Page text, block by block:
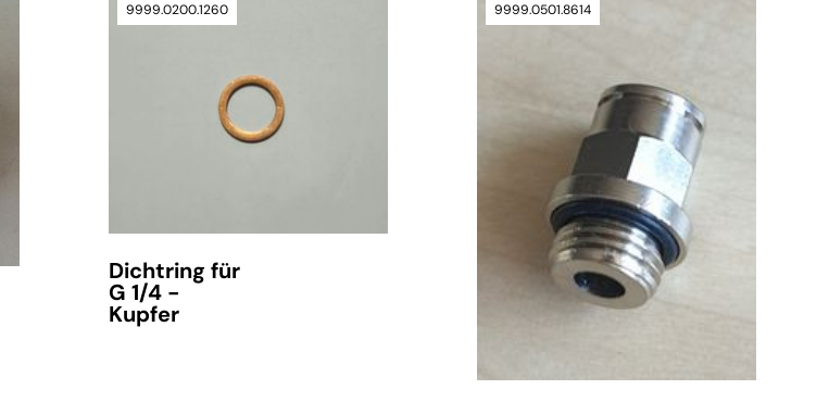
verfügbar
9999.0200.1260
Dichtring für
G 1/4 -
Kupfer
9999.0501.8614